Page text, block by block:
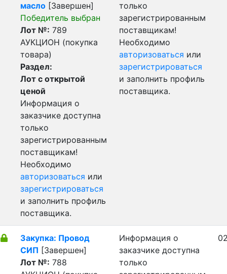
масло [Завершен]
Победитель выбран
Лот №: 789
АУКЦИОН (покупка
товара)
Раздел:
Лот с открытой
ценой
Информация о
заказчике доступна
только
зарегистрированным
поставщикам!
Необходимо
авторизоваться или
зарегистрироваться
и заполнить профиль
поставщика.
только
зарегистрированным
поставщикам!
Необходимо
авторизоваться или
зарегистрироваться
и заполнить профиль
поставщика.
Закупка: Провод
СИП [Завершен]
Лот №: 788
Информация о
заказчике доступна
только